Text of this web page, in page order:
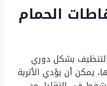
الحمام
التنظيف بشكل دوري
يمكن أن يؤدي الأتربة